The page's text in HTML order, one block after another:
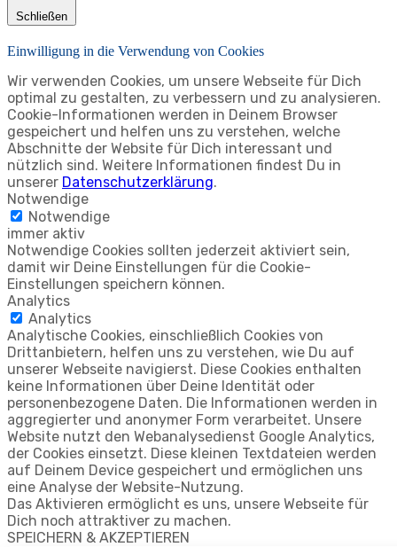
Schließen
Einwilligung in die Verwendung von Cookies
Wir verwenden Cookies, um unsere Webseite für Dich
optimal zu gestalten, zu verbessern und zu analysieren.
Cookie-Informationen werden in Deinem Browser
gespeichert und helfen uns zu verstehen, welche
Abschnitte der Website für Dich interessant und
nützlich sind. Weitere Informationen findest Du in
unserer Datenschutzerklärung.
Notwendige
Notwendige
immer aktiv
Notwendige Cookies sollten jederzeit aktiviert sein,
damit wir Deine Einstellungen für die Cookie-
Einstellungen speichern können.
Analytics
Analytics
Analytische Cookies, einschließlich Cookies von
Drittanbietern, helfen uns zu verstehen, wie Du auf
unserer Webseite navigierst. Diese Cookies enthalten
keine Informationen über Deine Identität oder
personenbezogene Daten. Die Informationen werden in
aggregierter und anonymer Form verarbeitet. Unsere
Website nutzt den Webanalysedienst Google Analytics,
der Cookies einsetzt. Diese kleinen Textdateien werden
auf Deinem Device gespeichert und ermöglichen uns
eine Analyse der Website-Nutzung.
Das Aktivieren ermöglicht es uns, unsere Webseite für
Dich noch attraktiver zu machen.
SPEICHERN & AKZEPTIEREN